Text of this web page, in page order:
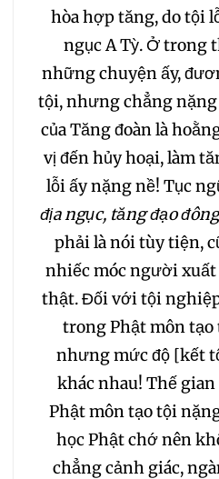
hòa hợp tăng, do tội
ngục A Tỳ. Ở trong
những chuyện ấy,
tội, nhưng chẳng
của Tăng đoàn là
vị đến hủy hoại, làm
lỗi ấy nặng nề! Tục
địa ngục, tăng đạo
phải là nói tùy tiện,
nhiếc móc người xuất
thật. Đối với tội
trong Phật môn
nhưng mức độ [kết
khác nhau! Thế
Phật môn tạo tội
học Phật chớ nên
chẳng cảnh giác,